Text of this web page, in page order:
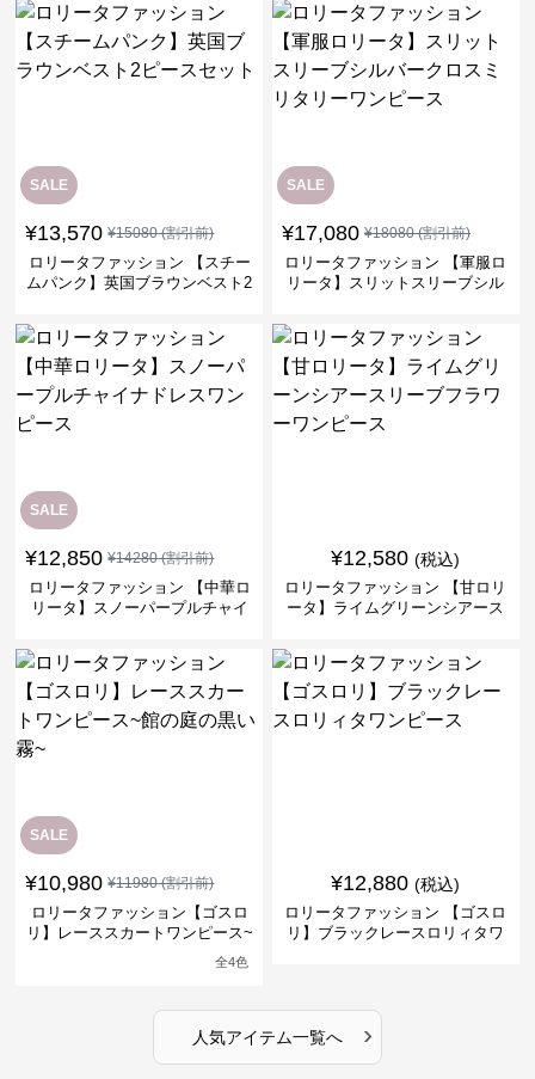
SALE
¥13,570 ¥15080(割引前)
ロリータファッション 【スチー
ムパンク】英国ブラウンベスト2
SALE
¥17,080 ¥18080(割引前)
ロリータファッション 【軍服ロ
リータ】スリットスリーブシル
SALE
¥12,850 ¥14280(割引前)
ロリータファッション 【中華ロ
リータ】スノーパープルチャイ
¥12,580 (税込)
ロリータファッション 【甘ロリ
ータ】ライムグリーンシアース
SALE
¥10,980 ¥11980(割引前)
ロリータファッション【ゴスロ
リ】レーススカートワンピース~
全4色
¥12,880 (税込)
ロリータファッション 【ゴスロ
リ】ブラックレースロリィタワ
人気アイテム一覧へ ›